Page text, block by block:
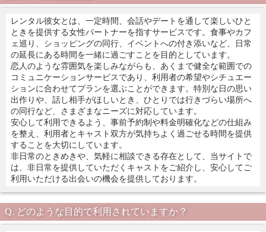
レンタル彼女とは、一定時間、会話やデートを通して楽しいひと
ときを提供する女性パートナーを指すサービスです。食事やカフ
ェ巡り、ショッピングの同行、イベントへの付き添いなど、日常
の延長にある時間を一緒に過ごすことを目的としています。
恋人のような雰囲気を楽しみながらも、あくまで健全な範囲での
コミュニケーションサービスであり、利用者の希望やシチュエー
ションに合わせてプランを選ぶことができます。特別な日の思い
出作りや、話し相手がほしいとき、ひとりでは行きづらい場所へ
の同行など、さまざまなニーズに対応しています。
安心して利用できるよう、事前予約制や料金明確化などの仕組み
を整え、利用者とキャスト双方が気持ちよく過ごせる時間を提供
することを大切にしています。
非日常のときめきや、気軽に相談できる存在として、当サイトで
は、非日常を提供していただくキャストをご紹介し、安心してご
利用いただける出会いの機会を提供しております。
どのような目的で利用されていますか？